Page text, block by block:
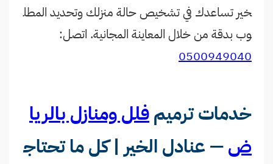
خير تساعدك في تشخيص حالة منزلك وتحديد المطل
وب بدقة من خلال المعاينة المجانية. اتصل:
0500949040
خدمات ترميمفلل ومنازل بالريا
ض— عنادل الخير | كل ما تحتاج